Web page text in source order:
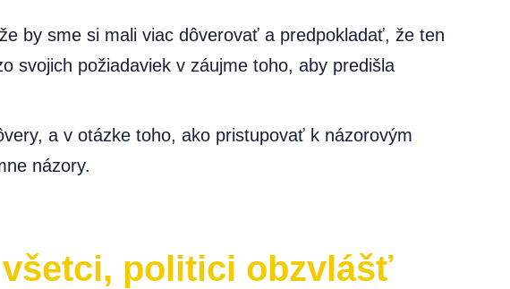
by sme si mali viac dôverovať a predpokladať, že ten
svojich požiadaviek v záujme toho, aby predišla
a v otázke toho, ako pristupovať k názorovým
názory.
politici obzvlášť